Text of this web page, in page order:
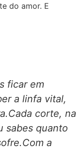
do amor. E
ficar em
a linfa vital,
corte, na
sabes quanto
a